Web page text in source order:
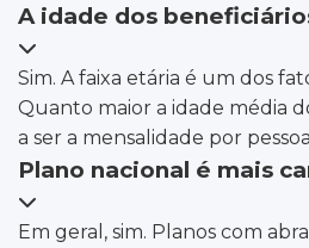
A idade dos
Sim. A faixa etária é um dos
Quanto maior a idade média
a ser a mensalidade por
Plano nacional é mais
Em geral, sim. Planos com